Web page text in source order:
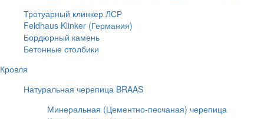
Тротуарный клинкер ЛСР
Feldhaus Klinker (Германия)
Бордюрный камень
Бетонные столбики
Кровля
Натуральная черепица BRAAS
Минеральная (Цементно-песчаная) черепица